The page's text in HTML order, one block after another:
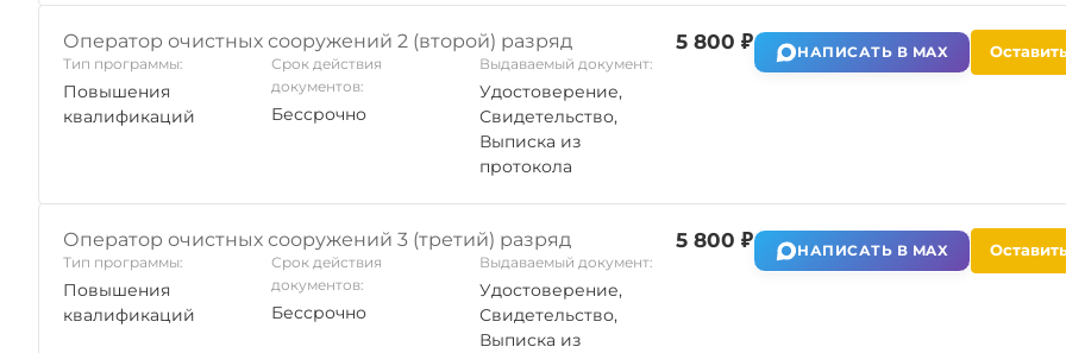
Оператор очистных сооружений 2 (второй) разряд
Тип программы:
Повышения
квалификаций
Срок действия
документов:
Бессрочно
Выдаваемый документ:
Удостоверение,
Свидетельство,
Выписка из
протокола
5 800 ₽ НАПИСАТЬ В MAX
Оператор очистных сооружений 3 (третий) разряд
Тип программы:
Повышения
квалификаций
Срок действия
документов:
Бессрочно
Выдаваемый документ:
Удостоверение,
Свидетельство,
Выписка из
5 800 ₽ НАПИСАТЬ В MAX